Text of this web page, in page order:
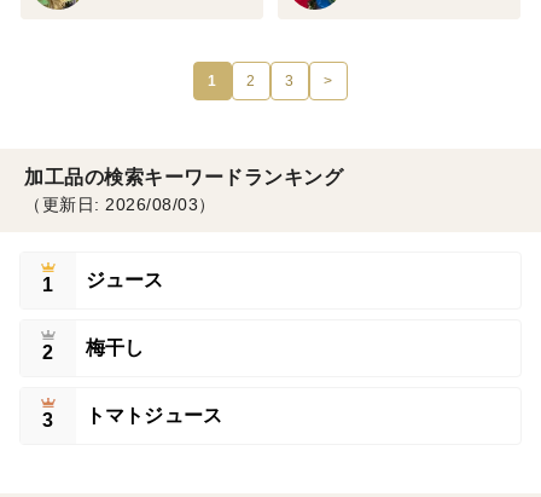
1 2 3 >
加工品の検索キーワードランキング
（更新日: 2026/08/03）
1 ジュース
2 梅干し
3 トマトジュース